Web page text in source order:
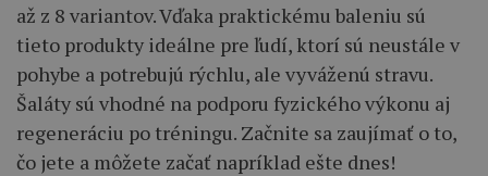
až z 8 variantov. Vďaka praktickému baleniu sú
tieto produkty ideálne pre ľudí, ktorí sú neustále v
pohybe a potrebujú rýchlu, ale vyváženú stravu.
Šaláty sú vhodné na podporu fyzického výkonu aj
regeneráciu po tréningu. Začnite sa zaujímať o to,
čo jete a môžete začať napríklad ešte dnes!